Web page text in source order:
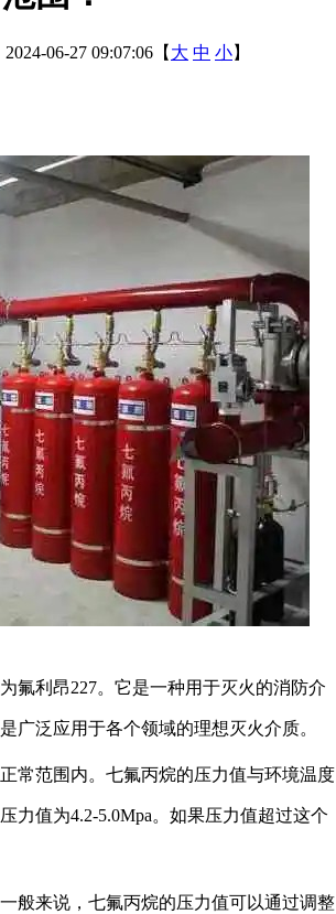
06-27 09:07:06【 大 中 小】
氟利昂227。它是一种用于灭火的消防介
广泛应用于各个领域的理想灭火介质。
常范围内。七氟丙烷的压力值与环境温度
力值为4.2-5.0Mpa。如果压力值超过这个
般来说，七氟丙烷的压力值可以通过调整